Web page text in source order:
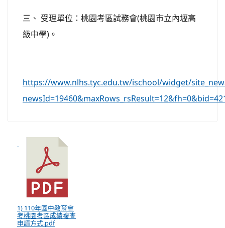
三、 受理單位：桃園考區試務會(桃園市立內壢高
級中學)。
https://www.nlhs.tyc.edu.tw/ischool/widget/
1) 110年國中教育會
考桃園考區成績複查
申請方式.pdf